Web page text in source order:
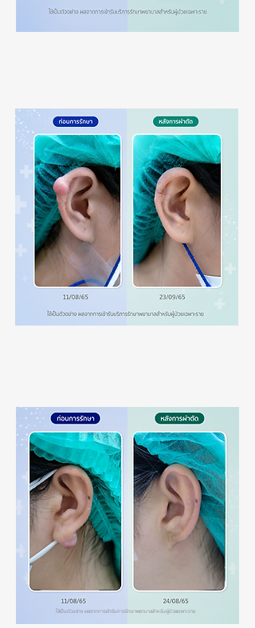
ใช้เป็นตัวอย่าง ผลจากการเข้ารับการรักษาพยาบาลสำหรับผู้ป่วยเฉพาะราย